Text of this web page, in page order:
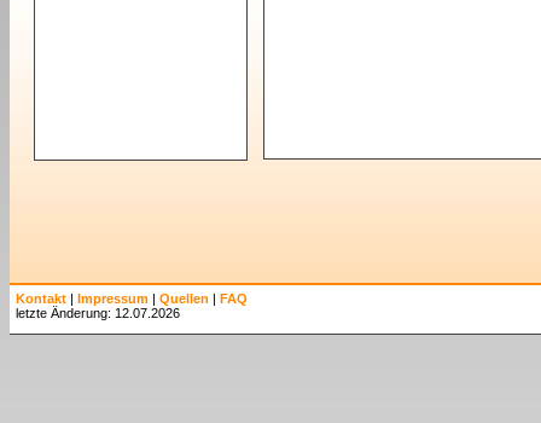
Kontakt | Impressum | Quellen | FAQ
letzte Änderung: 12.07.2026